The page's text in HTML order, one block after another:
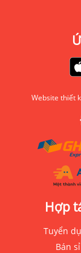
Website thiết
Hợp
Tuyển
Bán sỉ